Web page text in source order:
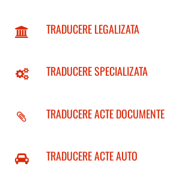
TRADUCERE LEGALIZATA
TRADUCERE SPECIALIZATA
TRADUCERE ACTE DOCUMENTE
TRADUCERE ACTE AUTO